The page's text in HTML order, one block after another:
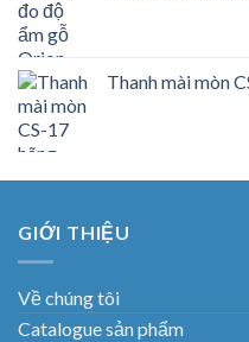
Thanh mài mòn
GIỚI THIỆU
Về chúng tôi
Catalogue sản phẩm